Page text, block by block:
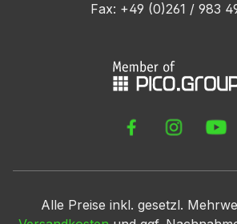
Fax: +49 (0)261 / 983
Alle Preise inkl. gesetzl.